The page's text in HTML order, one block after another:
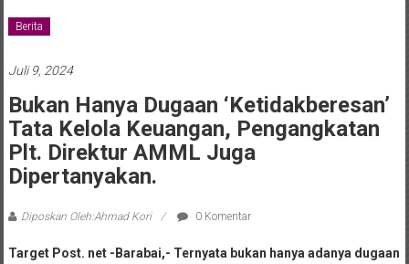
Berita
Juli 9, 2024
Bukan Hanya Dugaan ‘Ketidakberesan’
Tata Kelola Keuangan, Pengangkatan
Plt. Direktur AMML Juga
Dipertanyakan.
Diposkan Oleh:Ahmad Kori 0 Komentar
Target Post. net -Barabai,- Ternyata bukan hanya adanya dugaan